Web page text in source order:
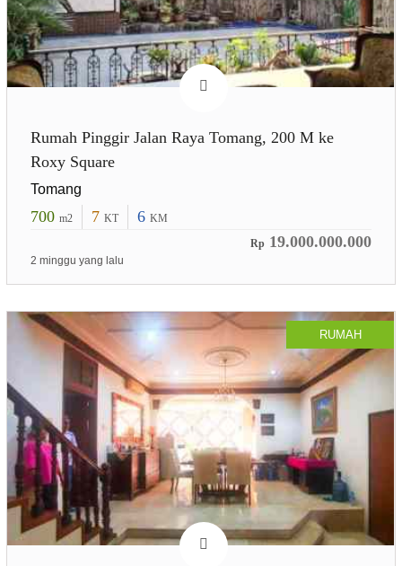
Rumah Pinggir Jalan Raya Tomang, 200 M ke
Roxy Square
Tomang
700 m2 7 KT 6 KM
Rp 19.000.000.000
2 minggu yang lalu
RUMAH